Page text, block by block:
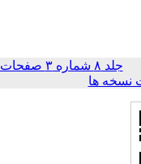
جلد ۸ شماره ۳ صفحات
ها